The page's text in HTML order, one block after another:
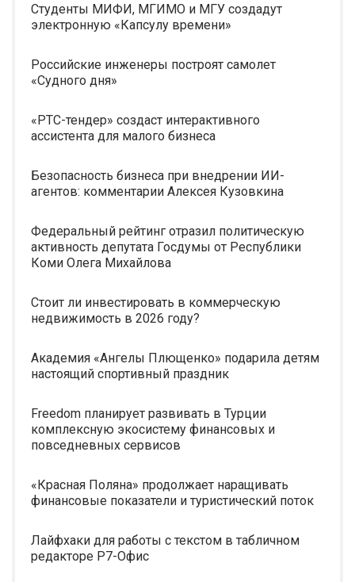
Студенты МИФИ, МГИМО и МГУ создадут
электронную «Капсулу времени»
Российские инженеры построят самолет
«Судного дня»
«РТС-тендер» создаст интерактивного
ассистента для малого бизнеса
Безопасность бизнеса при внедрении ИИ-
агентов: комментарии Алексея Кузовкина
Федеральный рейтинг отразил политическую
активность депутата Госдумы от Республики
Коми Олега Михайлова
Стоит ли инвестировать в коммерческую
недвижимость в 2026 году?
Академия «Ангелы Плющенко» подарила детям
настоящий спортивный праздник
Freedom планирует развивать в Турции
комплексную экосистему финансовых и
повседневных сервисов
«Красная Поляна» продолжает наращивать
финансовые показатели и туристический поток
Лайфхаки для работы с текстом в табличном
редакторе Р7-Офис